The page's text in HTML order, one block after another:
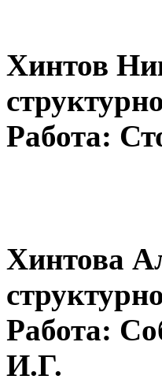
Хинтов
Работа:
Хинтова
Работа:
И.Г.